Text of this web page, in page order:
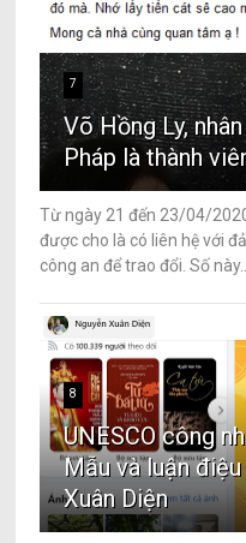
7
Võ Hồng Ly,
Pháp là thành
Từ ngày 21 đến 23/04/
được cho là có liên hệ với
công an để trao đổi. Số
8
UNESCO công
Mẫu và luận
Xuân Diện